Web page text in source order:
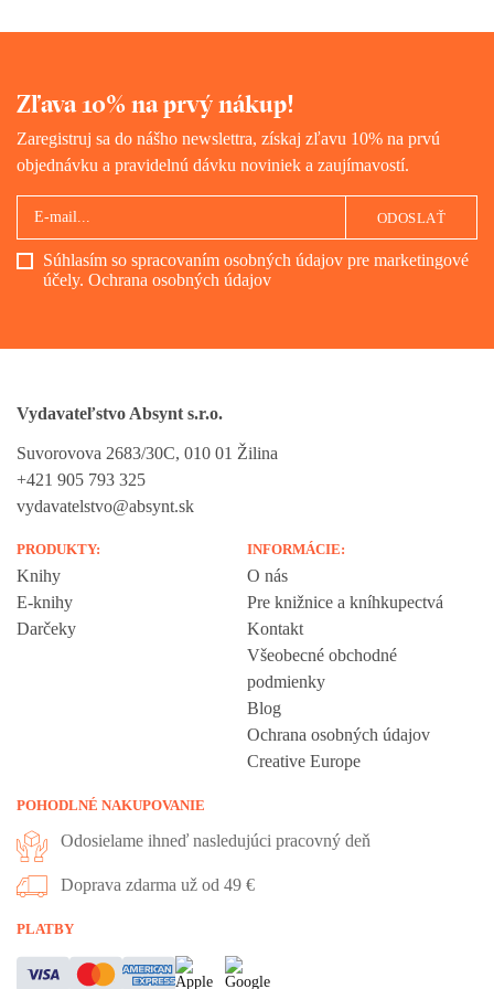
Zľava 10% na prvý nákup!
Zaregistruj sa do nášho newslettra, získaj zľavu 10% na prvú
objednávku a pravidelnú dávku noviniek a zaujímavostí.
Súhlasím so spracovaním osobných údajov pre marketingové
účely. Ochrana osobných údajov
ODOSLAŤ
Vydavateľstvo Absynt s.r.o.
Suvorovova 2683/30C, 010 01 Žilina
+421 905 793 325
vydavatelstvo@absynt.sk
PRODUKTY:
Knihy
E-knihy
Darčeky
INFORMÁCIE:
O nás
Pre knižnice a kníhkupectvá
Kontakt
Všeobecné obchodné
podmienky
Blog
Ochrana osobných údajov
Creative Europe
POHODLNÉ NAKUPOVANIE
Odosielame ihneď nasledujúci pracovný deň
Doprava zdarma už od 49 €
PLATBY
Vážime si vaše súkromie
Táto stránka používa cookies, aby vám ponúkla skvelý zážitok z